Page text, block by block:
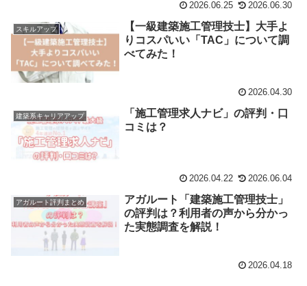
2026.06.25 2026.06.30
スキルアップ
【一級建築施工管理技士】大手よ
りコスパいい「TAC」について調
べてみた！
2026.04.30
建築系キャリアアップ
「施工管理求人ナビ」の評判・口
コミは？
2026.04.22 2026.06.04
アガルート評判まとめ
アガルート「建築施工管理技士」
の評判は？利用者の声から分かっ
た実態調査を解説！
2026.04.18